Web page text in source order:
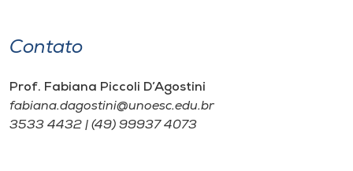
Contato
Prof. Fabiana Piccoli D’Agostini
fabiana.dagostini@unoesc.edu.br
3533 4432 | (49) 99937 4073